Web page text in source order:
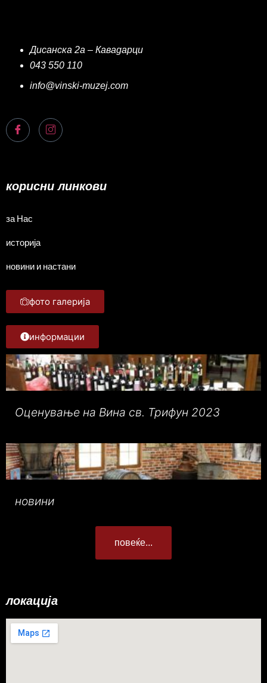
Дисанска 2а – Кавадарци
043 550 110
info@vinski-muzej.com
корисни линкови
за Нас
историја
новини и настани
фото галерија
информации
Оценување на Вина св. Трифун 2023
новини
повеќе...
локација